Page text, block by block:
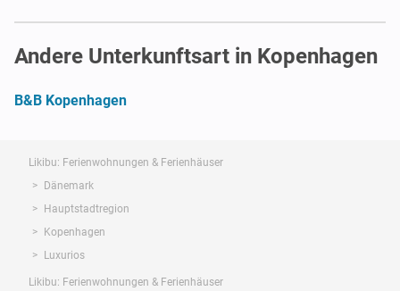
Andere Unterkunftsart in Kopenhagen
B&B Kopenhagen
Likibu: Ferienwohnungen & Ferienhäuser
Dänemark
Hauptstadtregion
Kopenhagen
Luxurios
Likibu: Ferienwohnungen & Ferienhäuser